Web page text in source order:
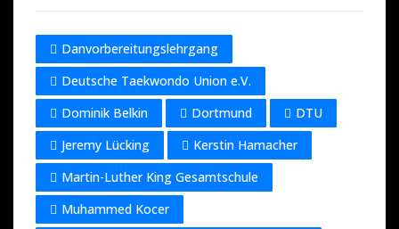
Danvorbereitungslehrgang
Deutsche Taekwondo Union e.V.
Dominik Belkin
Dortmund
DTU
Jeremy Lücking
Kerstin Hamacher
Martin-Luther King Gesamtschule
Muhammed Kocer